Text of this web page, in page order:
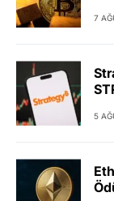
7
5